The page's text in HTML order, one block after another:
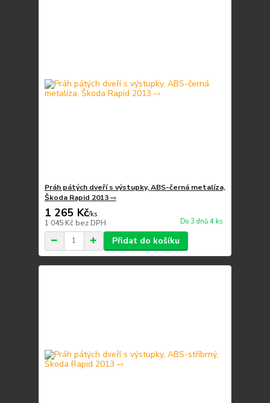
Práh pátých dveří s výstupky, ABS-černá metalíza,
Škoda Rapid 2013 –›
1 265 Kč/ks
1 045 Kč bez DPH Do 3 dnů 4 ks
Přidat do košíku